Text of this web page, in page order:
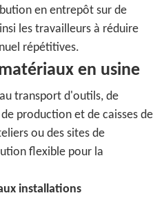
en entrepôt sur de
les travailleurs à réduire
répétitives.
en usine
transport d'outils, de
production et de caisses de
ou des sites de
flexible pour la
installations